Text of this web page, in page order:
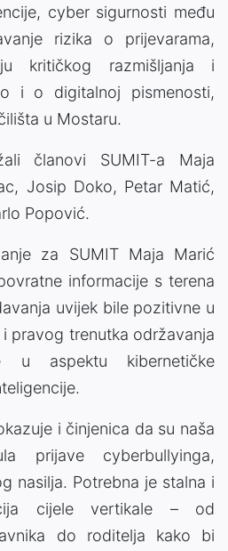
cyber sigurnosti među
rizika o prijevarama,
kritičkog razmišljanja i
i o digitalnoj pismenosti,
u Mostaru.
članovi SUMIT-a Maja
Josip Doko, Petar Matić,
Popović.
za SUMIT Maja Marić
informacije s terena
uvijek bile pozitivne u
pravog trenutka održavanja
u aspektu kibernetičke
i činjenica da su naša
prijave cyberbullyinga,
nasilja. Potrebna je stalna i
cijele vertikale – od
do roditelja kako bi